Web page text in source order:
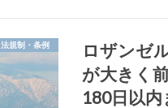
法規制・条例
ロザンゼ
が大きく
180日以